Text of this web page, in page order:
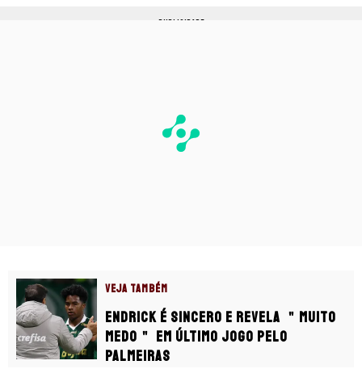
PUBLICIDADE
VEJA TAMBÉM
Endrick é sincero e revela ＂muito
medo＂ em último jogo pelo
Palmeiras